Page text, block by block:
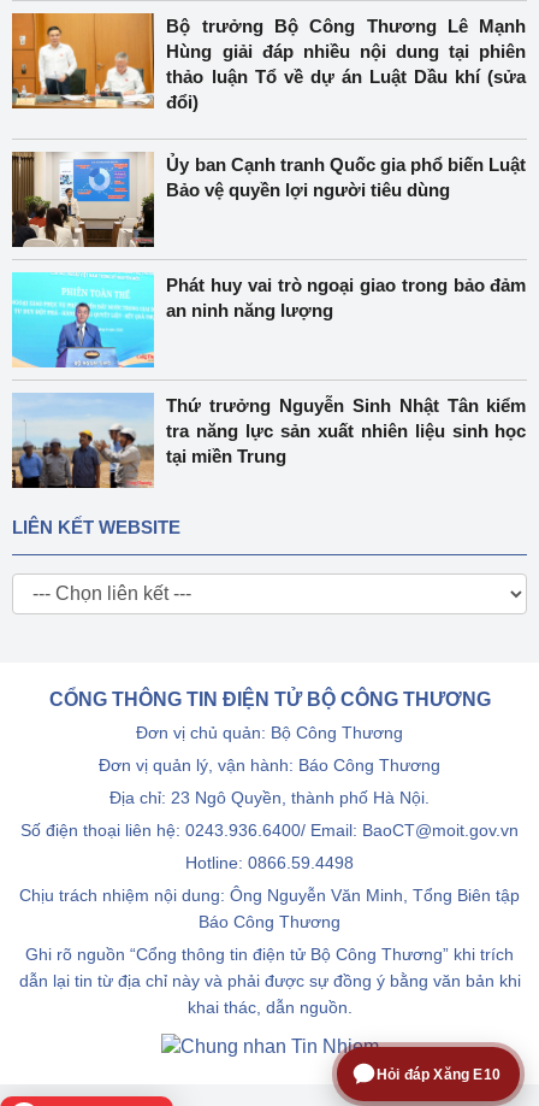
Bộ trưởng Bộ Công Thương Lê Mạnh
Hùng giải đáp nhiều nội dung tại phiên
thảo luận Tổ về dự án Luật Dầu khí (sửa
đổi)
Ủy ban Cạnh tranh Quốc gia phổ biến Luật
Bảo vệ quyền lợi người tiêu dùng
Phát huy vai trò ngoại giao trong bảo đảm
an ninh năng lượng
Thứ trưởng Nguyễn Sinh Nhật Tân kiểm
tra năng lực sản xuất nhiên liệu sinh học
tại miền Trung
LIÊN KẾT WEBSITE
CỔNG THÔNG TIN ĐIỆN TỬ BỘ CÔNG THƯƠNG
Đơn vị chủ quản: Bộ Công Thương
Đơn vị quản lý, vận hành: Báo Công Thương
Địa chỉ: 23 Ngô Quyền, thành phố Hà Nội.
Số điện thoại liên hệ: 0243.936.6400/ Email: BaoCT@moit.gov.vn
Hotline: 0866.59.4498
Chịu trách nhiệm nội dung: Ông Nguyễn Văn Minh, Tổng Biên tập
Báo Công Thương
Ghi rõ nguồn “Cổng thông tin điện tử Bộ Công Thương” khi trích
dẫn lại tin từ địa chỉ này và phải được sự đồng ý bằng văn bản khi
khai thác, dẫn nguồn.
Hỏi đáp Xăng E10